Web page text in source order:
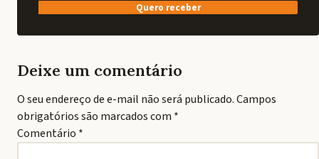
Quero receber
Deixe um comentário
O seu endereço de e-mail não será publicado.Campos
obrigatórios são marcados com *
Comentário *